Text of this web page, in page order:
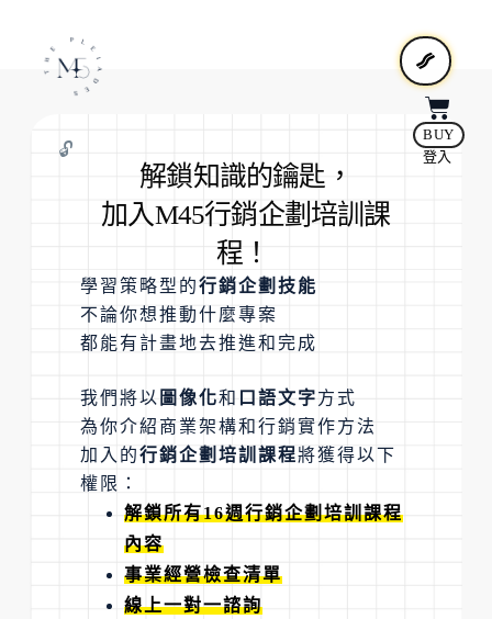
BUY
登入
🔓
解鎖知識的鑰匙，
加入M45行銷企劃培訓課
程！
學習策略型的行銷企劃技能
不論你想推動什麼專案
都能有計畫地去推進和完成
我們將以 圖像化和 口語文字方式
為你介紹商業架構和行銷實作方法
加入的行銷企劃培訓課程將獲得以下
權限：
解鎖所有16週行銷企劃培訓課程
內容
事業經營檢查清單
線上一對一諮詢